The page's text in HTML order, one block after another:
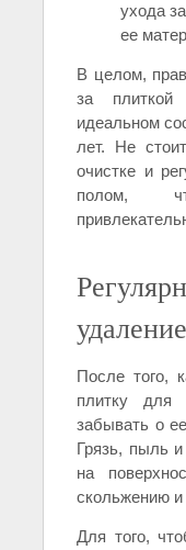
ухода
ее
В целом,
за
идеальном
лет. Не
очистке и
полом,
После того,
плитку
забывать о
Грязь, пыль
на
скольжению
Для того,